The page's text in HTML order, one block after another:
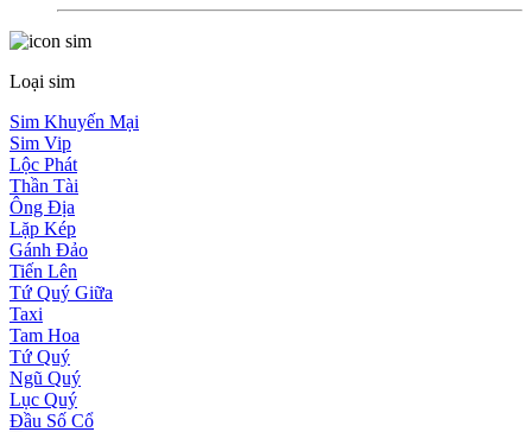
Loại sim
Sim Khuyến Mại
Sim Vip
Lộc Phát
Thần Tài
Ông Địa
Lặp Kép
Gánh Đảo
Tiến Lên
Tứ Quý Giữa
Taxi
Tam Hoa
Tứ Quý
Ngũ Quý
Lục Quý
Đầu Số Cổ